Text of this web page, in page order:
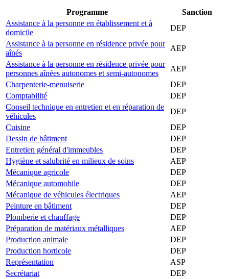
Programme
Sanction
Assistance à la personne en établissement et à
domicile
DEP
Assistance à la personne en résidence privée pour
aînés
AEP
Assistance à la personne en résidence privée pour
personnes aînées autonomes et semi-autonomes
AEP
Charpenterie-menuiserie
DEP
Comptabilité
DEP
Conseil technique en entretien et en réparation de
véhicules
DEP
Cuisine
DEP
Dessin de bâtiment
DEP
Entretien général d'immeubles
DEP
Hygiène et salubrité en milieux de soins
AEP
Mécanique agricole
DEP
Mécanique automobile
DEP
Mécanique de véhicules électriques
AEP
Peinture en bâtiment
DEP
Plomberie et chauffage
DEP
Préparation de matériaux métalliques
AEP
Production animale
DEP
Production horticole
DEP
Représentation
ASP
Secrétariat
DEP